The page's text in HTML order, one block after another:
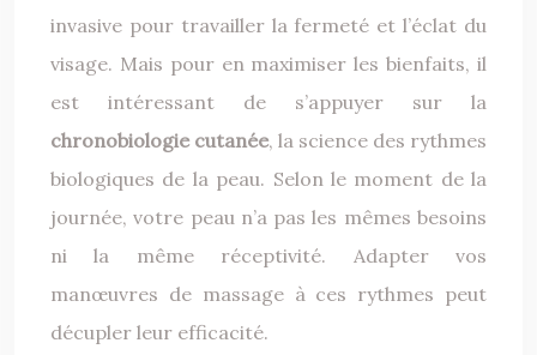
invasive pour travailler la fermeté et l’éclat du
visage. Mais pour en maximiser les bienfaits, il
est intéressant de s’appuyer sur la
chronobiologie cutanée, la science des rythmes
biologiques de la peau. Selon le moment de la
journée, votre peau n’a pas les mêmes besoins
ni la même réceptivité. Adapter vos
manœuvres de massage à ces rythmes peut
décupler leur efficacité.